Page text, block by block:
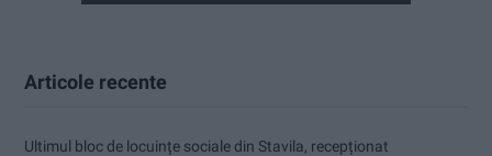
Articole recente
Ultimul bloc de locuințe sociale din Stavila, recepționat